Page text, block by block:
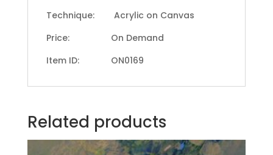
Technique: Acrylic on Canvas
Price: On Demand
Item ID: ON0169
Related products